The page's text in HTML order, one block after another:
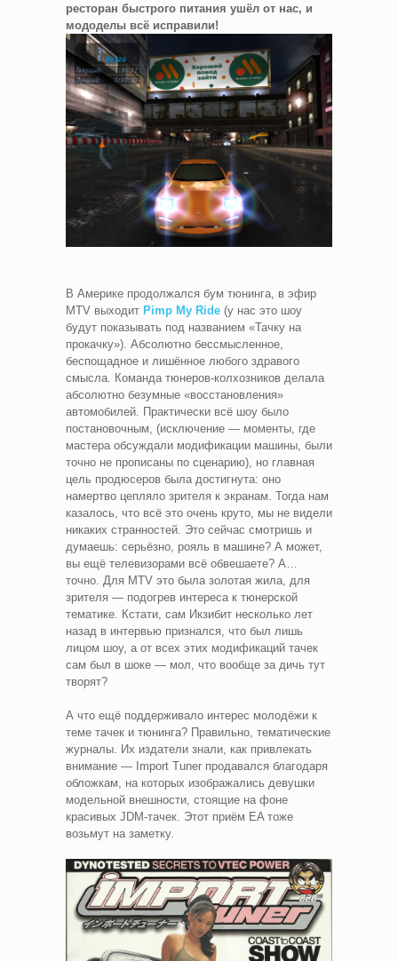
ресторан быстрого питания ушёл от нас, и
мододелы всё исправили!
В Америке продолжался бум тюнинга, в эфир
MTV выходит Pimp My Ride (у нас это шоу
будут показывать под названием «Тачку на
прокачку»). Абсолютно бессмысленное,
беспощадное и лишённое любого здравого
смысла. Команда тюнеров-колхозников делала
абсолютно безумные «восстановления»
автомобилей. Практически всё шоу было
постановочным, (исключение — моменты, где
мастера обсуждали модификации машины, были
точно не прописаны по сценарию), но главная
цель продюсеров была достигнута: оно
намертво цепляло зрителя к экранам. Тогда нам
казалось, что всё это очень круто, мы не видели
никаких странностей. Это сейчас смотришь и
думаешь: серьёзно, рояль в машине? А может,
вы ещё телевизорами всё обвешаете? А…
точно. Для MTV это была золотая жила, для
зрителя — подогрев интереса к тюнерской
тематике. Кстати, сам Икзибит несколько лет
назад в интервью признался, что был лишь
лицом шоу, а от всех этих модификаций тачек
сам был в шоке — мол, что вообще за дичь тут
творят?
А что ещё поддерживало интерес молодёжи к
теме тачек и тюнинга? Правильно, тематические
журналы. Их издатели знали, как привлекать
внимание — Import Tuner продавался благодаря
обложкам, на которых изображались девушки
модельной внешности, стоящие на фоне
красивых JDM-тачек. Этот приём EA тоже
возьмут на заметку.